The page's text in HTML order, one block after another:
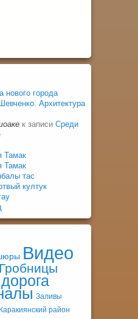
нового города
Шевченко. Архитектура
к записи Среди
Тамак
Тамак
тас
култук
Видео
Гробницы
Заливы
Каракиянский район